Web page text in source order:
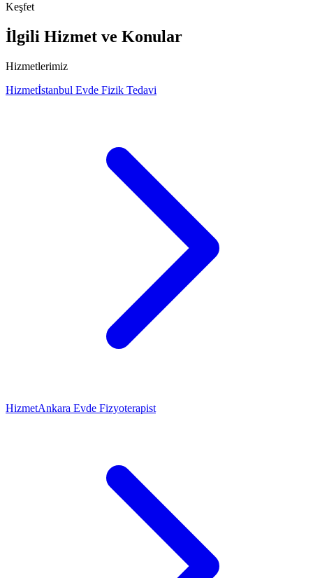
Keşfet
İlgili Hizmet ve Konular
Hizmetlerimiz
Hizmetİstanbul Evde Fizik Tedavi
HizmetAnkara Evde Fizyoterapist